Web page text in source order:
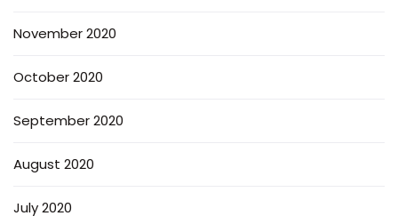
November 2020
October 2020
September 2020
August 2020
July 2020